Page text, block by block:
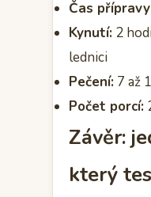
Čas
Kynutí: 2
lednici
Pečení: 7 až
Počet porcí:
Závěr:
který